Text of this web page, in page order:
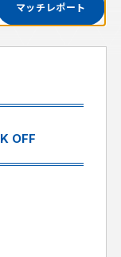
マッチレポート
OFF